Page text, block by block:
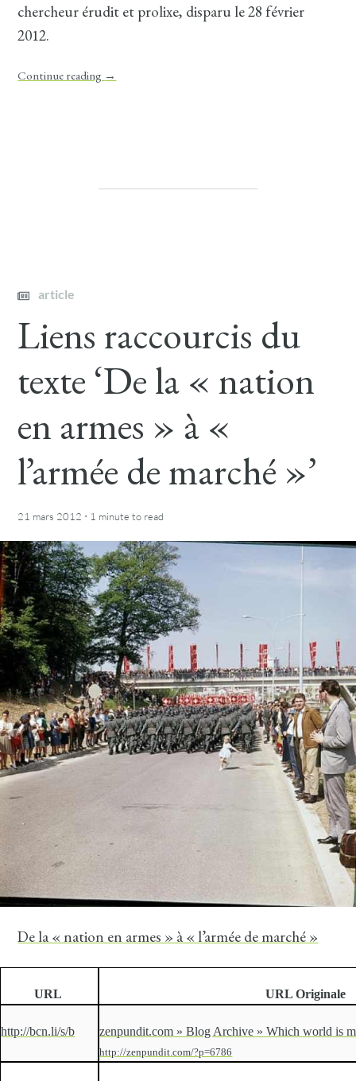
chercheur érudit et prolixe, disparu le 28 février
2012.
Continue reading →
article
Liens raccourcis du
texte ‘De la « nation
en armes » à «
l’armée de marché »’
21 mars 2012 · 1 minute to read
De la « nation en armes » à « l’armée de marché »
URL URL Originale
http://bcn.li/s/b zenpundit.com » Blog Archive » Which world is
http://zenpundit.com/?p=6786